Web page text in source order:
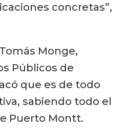
concretas”,
Monge,
Públicos de
que es de todo
sabiendo todo el
Puerto Montt.